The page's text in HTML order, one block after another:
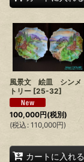
風景文 絵皿 シンメ
トリー [25-32]
100,000円(税別)
(税込 : 110,000円)
カートに入れる